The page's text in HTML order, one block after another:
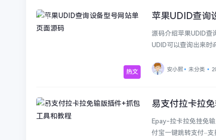
热文
未分类
苹果UDID查询
源码介绍苹果UDID查
UDID可以查询出来时
安小熙 未分类
未分类
易支付拉卡拉
Epay-拉卡拉免挂免
付宝一键跳转支付–